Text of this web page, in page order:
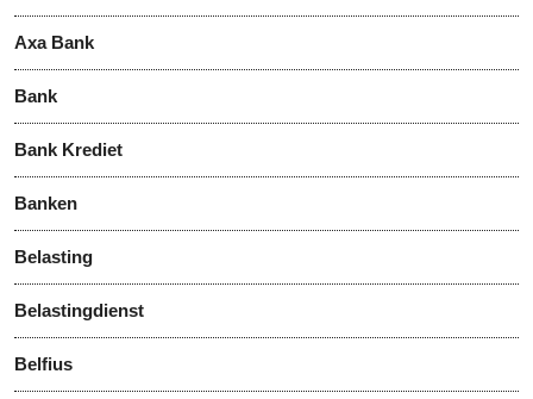
Axa Bank
Bank
Bank Krediet
Banken
Belasting
Belastingdienst
Belfius